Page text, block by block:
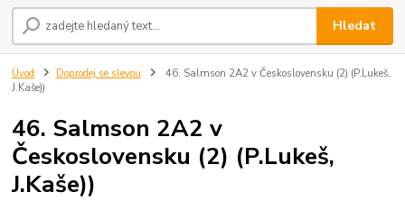
Hledat
Úvod Doprodej se slevou
46. Salmson 2A2 v Československu (2) (P.Lukeš,
J.Kaše))
46. Salmson 2A2 v
Československu (2) (P.Lukeš,
J.Kaše))